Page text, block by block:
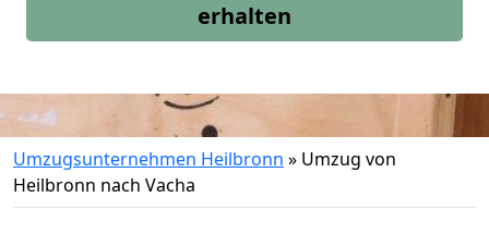
erhalten
Umzugsunternehmen Heilbronn » Umzug von
Heilbronn nach Vacha